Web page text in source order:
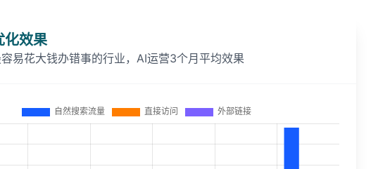
化效果
易花大钱办错事的行业，AI运营3个月平均效果